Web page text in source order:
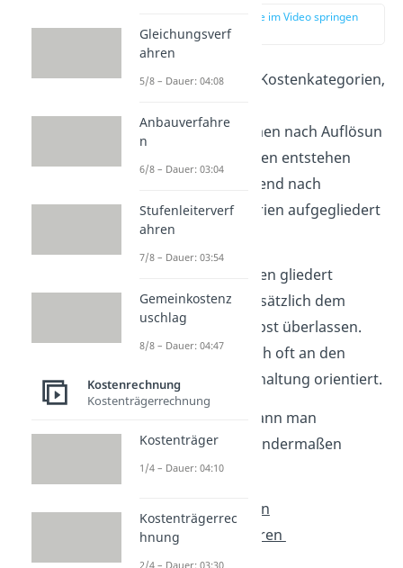
zur Stelle im Video springen
(00:40)
Kostenarten sind Kostenkategorien,
einem Unternehmen nach Auflösun
g der Gesamtkosten entstehen
und die anschließend nach
bestimmten Kriterien aufgegliedert
werden können.
Wie die Kostenarten gliedert
werden, ist grundsätzlich dem
Unternehmen selbst überlassen.
Allerdings wird sich oft an den
Konten
der Buchhaltung orientiert.
Im Allgemeinen kann man
Kostenarten folgendermaßen
gliedern:
Nach verbrauchten
Produktionsfaktoren
Gleichungsverf
ahren
5/8 – Dauer: 04:08
Anbauverfahre
n
6/8 – Dauer: 03:04
Stufenleiterverf
ahren
7/8 – Dauer: 03:54
Gemeinkostenz
uschlag
8/8 – Dauer: 04:47
Kostenrechnung
Kostenträgerrechnung
Kostenträger
1/4 – Dauer: 04:10
Kostenträgerrec
hnung
2/4 – Dauer: 03:30